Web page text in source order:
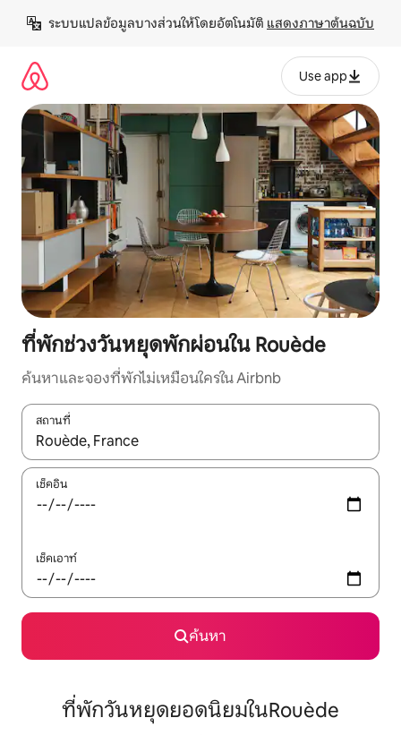
เนื้อหา
ระบบแปลข้อมูลบางส่วนให้โดยอัตโนมัติ แสดงภาษาต้นฉบับ
Use app
ที่พักช่วงวันหยุดพักผ่อนใน Rouède
ค้นหาและจองที่พักไม่เหมือนใครใน Airbnb
สถานที่
ใช้ลูกศรขึ้นลง หรือใช้การสัมผัสหรือปัด เพื่อสำรวจผลการค้นหา
เช็คอิน
เช็คเอาท์
ค้นหา
ที่พักวันหยุดยอดนิยมในRouède